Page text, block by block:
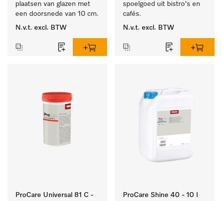
plaatsen van glazen met
een doorsnede van 10 cm.
N.v.t. excl. BTW
spoelgoed uit bistro's en
cafés.
N.v.t. excl. BTW
ProCare Universal 81 C -
ProCare Shine 40 - 10 l